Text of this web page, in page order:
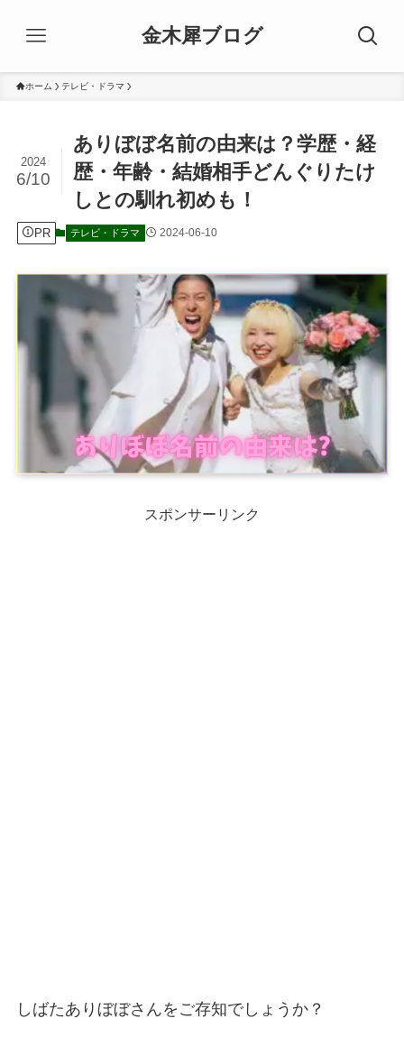
金木犀ブログ
ホーム テレビ・ドラマ
ありぼぼ名前の由来は？学歴・経
歴・年齢・結婚相手どんぐりたけ
しとの馴れ初めも！
2024
6/10
PR テレビ・ドラマ 2024-06-10
スポンサーリンク
しばたありぼぼさんをご存知でしょうか？